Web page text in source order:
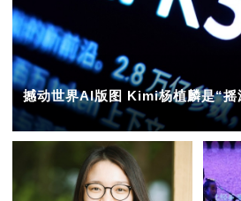
撼动世界AI版图 Kimi杨植麟是“摇